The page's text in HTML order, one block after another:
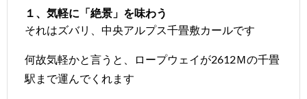
１、気軽に「絶景」を味わう
それはズバリ、中央アルプス千畳敷カールです
何故気軽かと言うと、ロープウェイが2612Ｍの千畳
駅まで運んでくれます